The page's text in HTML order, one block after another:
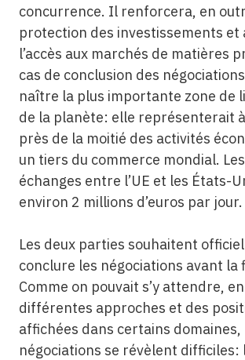
concurrence. Il renforcera, en
protection des investissements et
l’accès aux marchés de matières
cas de conclusion des
naître la plus importante zone de
de la planète: elle représenterait
près de la moitié des activités
un tiers du commerce mondial.
échanges entre l’UE et les États-
environ 2 millions d’euros par jour.
Les deux parties souhaitent
conclure les négociations avant la
Comme on pouvait s’y attendre,
différentes approches et des
affichées dans certains domaines,
négociations se révèlent difficiles: